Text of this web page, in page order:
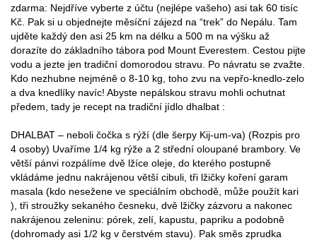
zdarma: Nejdříve vyberte z účtu (nejlépe vašeho) asi tak 60 tisíc
Kč. Pak si u objednejte měsíční zájezd na “trek” do Nepálu. Tam
ujděte každý den asi 25 km na délku a 500 m na výšku až
dorazíte do základního tábora pod Mount Everestem. Cestou pijte
vodu a jezte jen tradiční domorodou stravu. Po návratu se zvažte.
Kdo nezhubne nejméně o 8-10 kg, toho zvu na vepřo-knedlo-zelo
a dva knedlíky navíc! Abyste nepálskou stravu mohli ochutnat
předem, tady je recept na tradiční jídlo dhalbat :
DHALBAT – neboli čočka s rýží (dle šerpy Kij-um-va) (Rozpis pro
4 osoby) Uvaříme 1/4 kg rýže a 2 střední oloupané brambory. Ve
větší pánvi rozpálíme dvě lžíce oleje, do kterého postupně
vkládáme jednu nakrájenou větší cibuli, tři lžičky koření garam
masala (kdo nesežene ve speciálním obchodě, může použít kari
), tři stroužky sekaného česneku, dvě lžičky zázvoru a nakonec
nakrájenou zeleninu: pórek, zelí, kapustu, papriku a podobně
(dohromady asi 1/2 kg v čerstvém stavu). Pak směs zprudka